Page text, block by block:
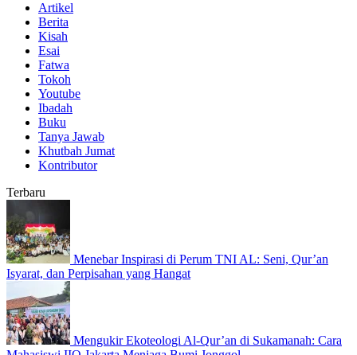
Artikel
Berita
Kisah
Esai
Fatwa
Tokoh
Youtube
Ibadah
Buku
Tanya Jawab
Khutbah Jumat
Kontributor
Terbaru
Menebar Inspirasi di Perum TNI AL: Seni, Qur’an
Isyarat, dan Perpisahan yang Hangat
Mengukir Ekoteologi Al-Qur’an di Sukamanah: Cara